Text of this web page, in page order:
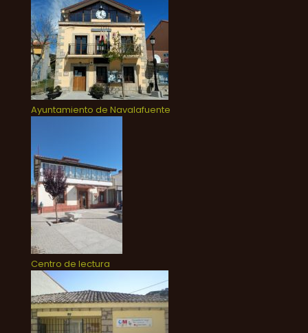
Ayuntamiento de Navalafuente
Centro de lectura